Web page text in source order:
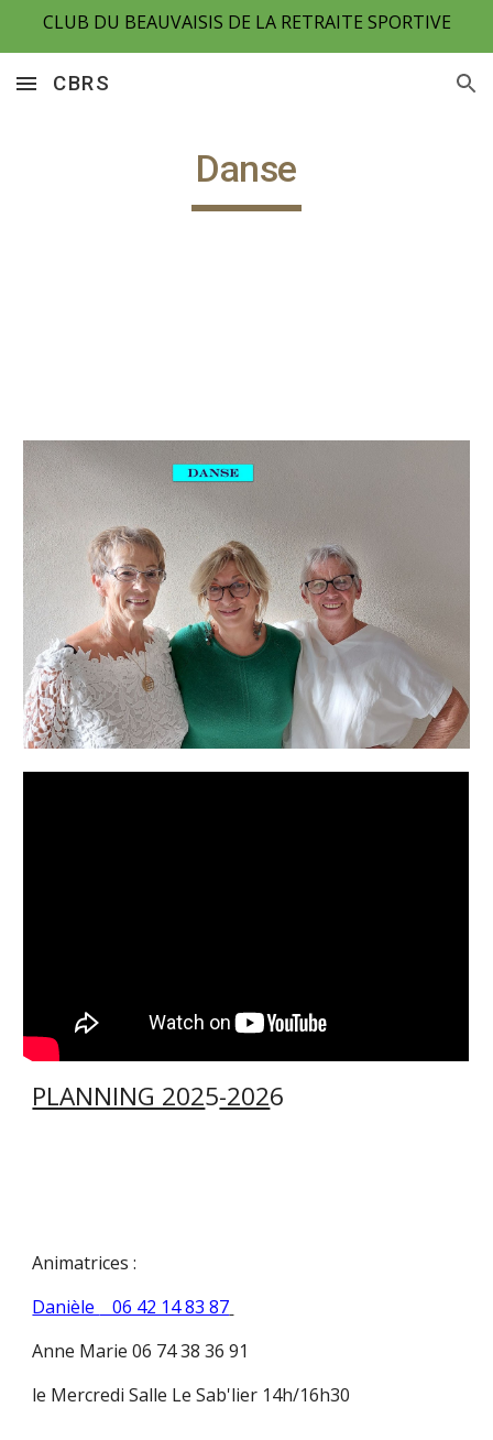
CLUB DU BEAUVAISIS DE LA RETRAITE SPORTIVE
CBRS
Danse
PLANNING 2025-2026
Animatrices :
Danièle
06 42 14 83 87
Anne Marie 06 74 38 36 91
le Mercredi Salle Le Sab'lier 14h/16h30